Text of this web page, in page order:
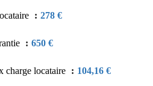
278 €
650 €
charge locataire 104,16 €